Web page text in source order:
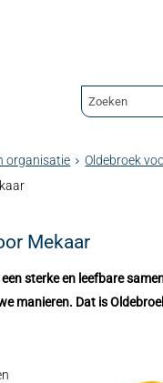
organisatie
Oldebroek
Mekaar
sterke en leefbare
manieren. Dat is